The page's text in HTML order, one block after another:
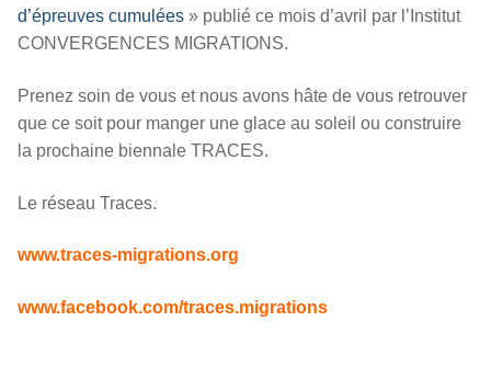
d’épreuves cumulées » publié ce mois d’avril par l’Institut
CONVERGENCES MIGRATIONS.
Prenez soin de vous et nous avons hâte de vous retrouver
que ce soit pour manger une glace au soleil ou construire
la prochaine biennale TRACES.
Le réseau Traces.
www.traces-migrations.org
www.facebook.com/traces.migrations